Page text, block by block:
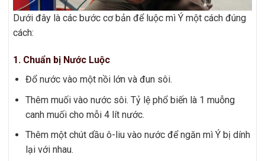
Dưới đây là các bước cơ bản để luộc mì Ý một cách đúng
cách:
1. Chuẩn bị Nước Luộc
Đổ nước vào một nồi lớn và đun sôi.
Thêm muối vào nước sôi. Tỷ lệ phổ biến là 1 muỗng
canh muối cho mỗi 4 lít nước.
Thêm một chút dầu ô-liu vào nước để ngăn mì Ý bị dính
lại với nhau.